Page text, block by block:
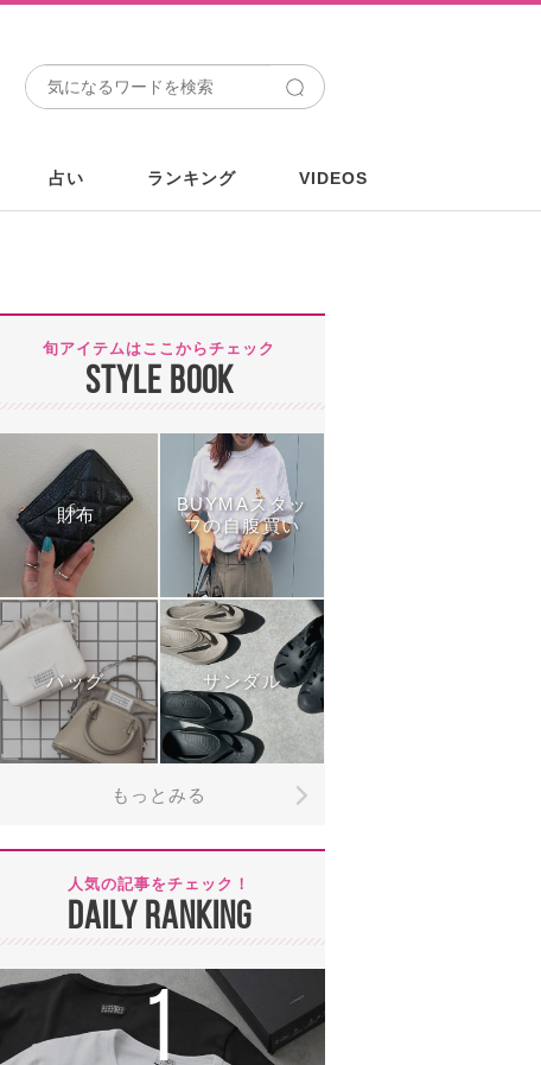
占い ランキング VIDEOS
旬アイテムはここからチェック
STYLE BOOK
財布
BUYMAスタッ
フの自腹買い
バッグ サンダル
もっとみる
人気の記事をチェック！
DAILY RANKING
1